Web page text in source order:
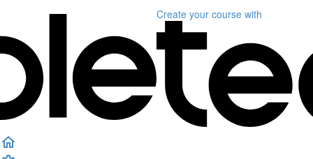
Create your course with